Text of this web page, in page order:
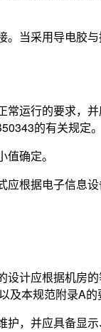
当采用导电胶
常运行的要求，
的有关规定。
确定。
应根据电子信息
设计应根据机房
及本规范附录A的
，并应具备显